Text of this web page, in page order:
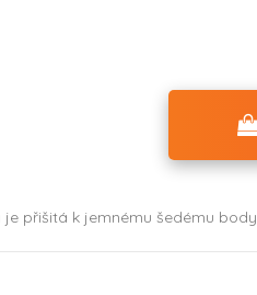
přišitá k jemnému šedému body.